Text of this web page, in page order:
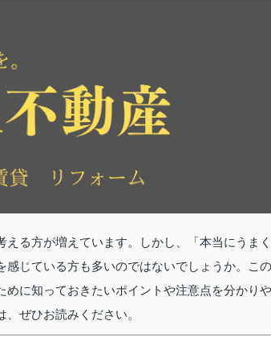
る方が増えています。しかし、「本当にうまく
じている方も多いのではないでしょうか。この
に知っておきたいポイントや注意点を分かりや
ぜひお読みください。